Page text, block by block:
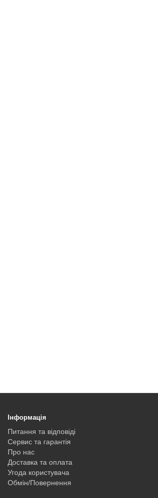
Інформація
Питання та відповіді
Сервис та гарантія
Про нас
Доставка та оплата
Угода користувача
Обмін/Повернення